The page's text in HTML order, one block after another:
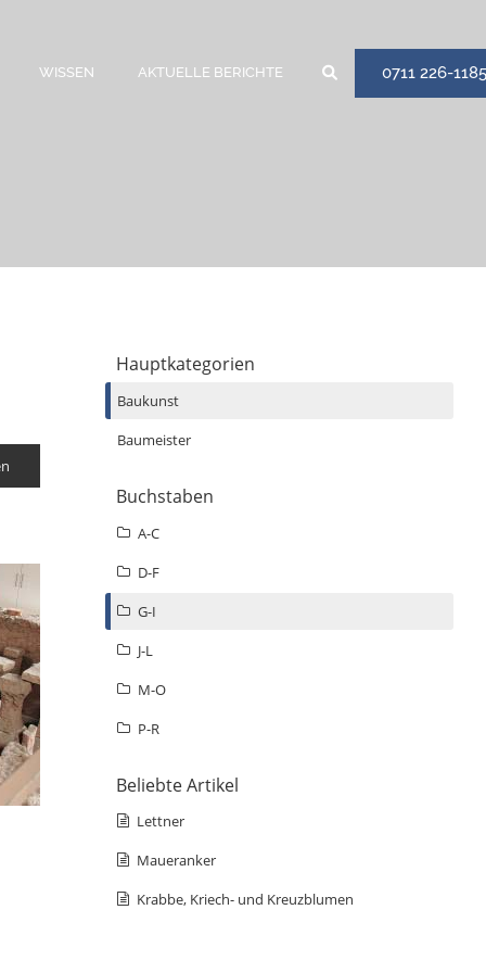
WISSEN AKTUELLE BERICHTE 0711 226-1185
Hauptkategorien
Baukunst
Baumeister
Buchstaben
A-C
D-F
G-I
J-L
M-O
P-R
Beliebte Artikel
Lettner
Maueranker
Krabbe, Kriech- und Kreuzblumen